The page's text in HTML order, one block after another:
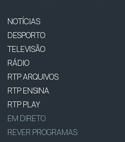
NOTÍCIAS
DESPORTO
TELEVISÃO
RÁDIO
RTP ARQUIVOS
RTP ENSINA
RTP PLAY
EM DIRETO
REVER PROGRAMAS